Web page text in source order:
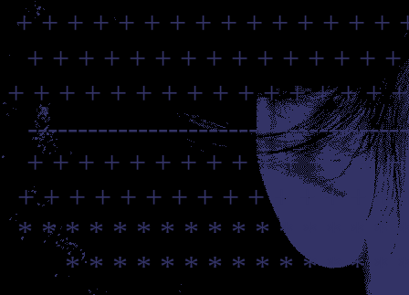
+ + + + + + + + + + + + + + +
+ + + + + + + + + + + + + +
+ + + + + + + + + + + + + + +
+ + + + + + + + + + + + + +
+ + + + + + + + + + + + + + +
* * * * * * * * * * * * * * * *
* * * * * * * * * * * * * *